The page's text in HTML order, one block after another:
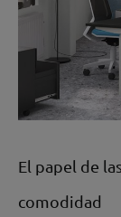
El papel de
comodidad
de
oficina
para
generar
comodidad